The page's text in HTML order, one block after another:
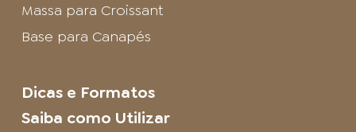
Massa para Croissant
Base para Canapés
Dicas e Formatos
Saiba como Utilizar